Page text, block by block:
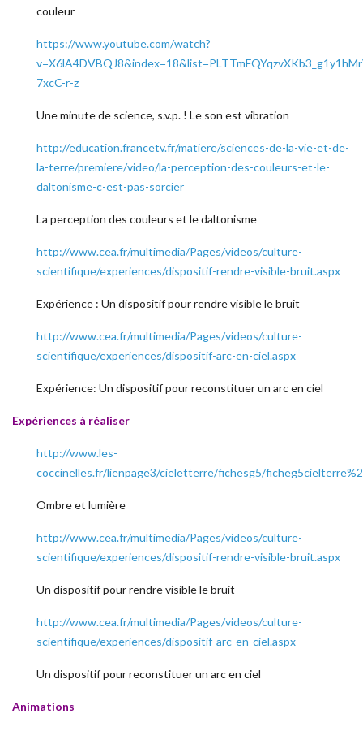
couleur
https://www.youtube.com/watch?
7xcC-r-z
Une minute de science, s.v.p. ! Le son est vibration
http://education.francetv.fr/matiere/sciences-de-la-vie-et-de-
la-terre/premiere/video/la-perception-des-couleurs-et-le-
daltonisme-c-est-pas-sorcier
La perception des couleurs et le daltonisme
http://www.cea.fr/multimedia/Pages/videos/culture-
scientifique/experiences/dispositif-rendre-visible-bruit.aspx
Expérience : Un dispositif pour rendre visible le bruit
http://www.cea.fr/multimedia/Pages/videos/culture-
scientifique/experiences/dispositif-arc-en-ciel.aspx
Expérience: Un dispositif pour reconstituer un arc en ciel
Expériences à réaliser
http://www.les-
coccinelles.fr/lienpage3/cieletterre/fichesg5/
Ombre et lumière
http://www.cea.fr/multimedia/Pages/videos/culture-
scientifique/experiences/dispositif-rendre-visible-bruit.aspx
Un dispositif pour rendre visible le bruit
http://www.cea.fr/multimedia/Pages/videos/culture-
scientifique/experiences/dispositif-arc-en-ciel.aspx
Un dispositif pour reconstituer un arc en ciel
Animations